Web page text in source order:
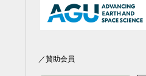
／賛助会員